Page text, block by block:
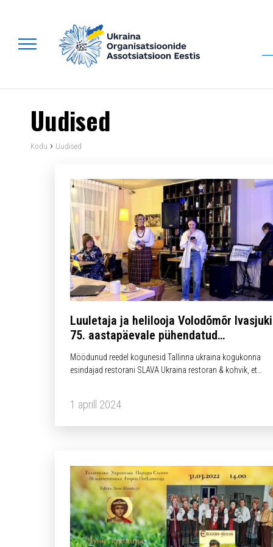
Uudised
Kodu › Uudised
Luuletaja ja helilooja Volodõmõr Ivasjuki
75. aastapäevale pühendatud
loominguõhtu
Möödunud reedel kogunesid Tallinna ukraina kogukonna
esindajad restorani SLAVA Ukraina restoran & kohvik, et
mälestust!
1 aprill 2024